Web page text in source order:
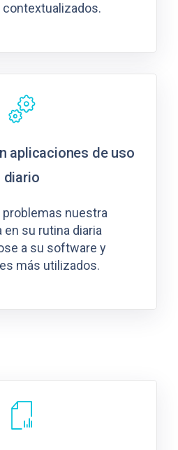
aplicaciones de uso
diario
problemas nuestra
en su rutina diaria
a su software y
más utilizados.